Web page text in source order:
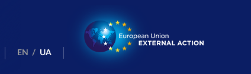
EN / UA